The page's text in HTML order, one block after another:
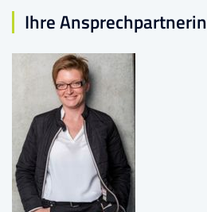
Ihre Ansprechpartnerin